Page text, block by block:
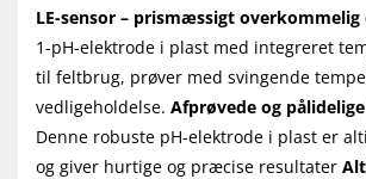
LE-sensor – prismæssigt overkommelig
1-pH-elektrode i plast med integreret
til feltbrug, prøver med svingende
vedligeholdelse. Afprøvede og
Denne robuste pH-elektrode i plast er
og giver hurtige og præcise resultater